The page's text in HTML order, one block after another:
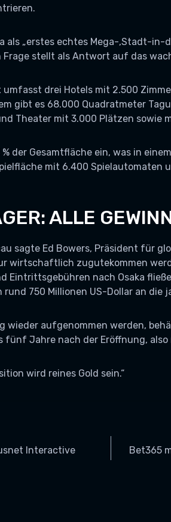
als „erstes echtes Mega-‚Stadt-
stellt als Antwort auf das
umfasst drei Hotels mit 2.500
gibt es 68.000 Quadratmeter
Theater mit 3.000 Plätzen sowie
der Gesamtfläche ein, was in
mit 6.400 Spielautomaten
ALLE
sagte Ed Bowers, Präsident für
wirtschaftlich zugutekommen
Eintrittsgebühren nach Osaka
750 Millionen US-Dollar an die
wieder aufgenommen werden,
fünf Jahre nach der Eröffnung, also
wird reines Gold sein.“
Interactive
Bet365